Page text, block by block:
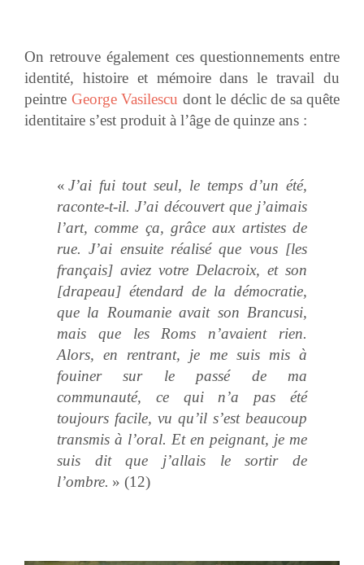
On retrouve également ces questionnements entre
identité, histoire et mémoire dans le travail du
peintre George Vasilescu dont le déclic de sa quête
identitaire s’est produit à l’âge de quinze ans :
« J’ai fui tout seul, le temps d’un été,
raconte-t-il. J’ai découvert que j’aimais
l’art, comme ça, grâce aux artistes de
rue. J’ai ensuite réalisé que vous [les
français] aviez votre Delacroix, et son
[drapeau] étendard de la démocratie,
que la Roumanie avait son Brancusi,
mais que les Roms n’avaient rien.
Alors, en rentrant, je me suis mis à
fouiner sur le passé de ma
communauté, ce qui n’a pas été
toujours facile, vu qu’il s’est beaucoup
transmis à l’oral. Et en peignant, je me
suis dit que j’allais le sortir de
l’ombre. » (12)